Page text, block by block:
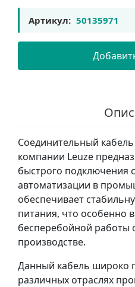
Артикул: 50135971
Соединительный кабель
компании Leuze
быстрого подключения
автоматизации в
обеспечивает
питания, что особенно
бесперебойной работы
производстве.
Данный кабель широко
различных отраслях